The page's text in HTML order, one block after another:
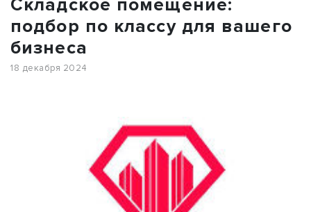
Складское помещение:
подбор по классу для вашего
бизнеса
18 декабря 2024